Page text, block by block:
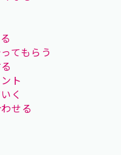
てもらう
ト
く
せる